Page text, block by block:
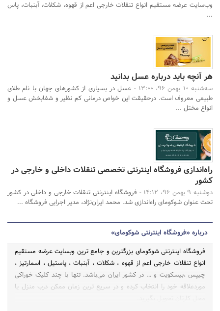
وب‌سایت عرضه مستقیم انواع تنقلات خارجی اعم از قهوه، شکلات، آبنبات، پاس
...
هر آنچه باید درباره عسل بدانید
سه‌شنبه 10 بهمن 96، 13:00 -
عسل در بسیاری از کشورهای جهان با نام طلای
طبیعی معروف است. درحقیقت این خواص درمانی کم نظیر و شفابخش عسل و
انواع مختل ...
راه‌اندازی فروشگاه اینترنتی تخصصی تنقلات داخلی و خارجی در
کشور
دوشنبه 9 بهمن 96، 14:12 -
فروشگاه اینترنتی تنقلات خارجی و داخلی در کشور
تحت عنوان شوکومای راه‌اندازی شد. محمد ایران‌نژاد، مدیر اجرایی فروشگاه ...
درباره «فروشگاه اینترنتی شوکومای»
فروشگاه اینترنتی شوکومای بزرگترین و جامع ترین وبسایت عرضه مستقیم
انواع تنقلات خارجی اعم از قهوه ، شکلات ، آبنبات ، پاستیل ، اسمارتیز ،
چیپس ،بیسکویت و … در کشور ایران می‌باشد. تنها با چند کلیک خوراکی
موردعلاقه خود را انتخاب کرده و در سریع ترین زمان ممکن درب منزل یا